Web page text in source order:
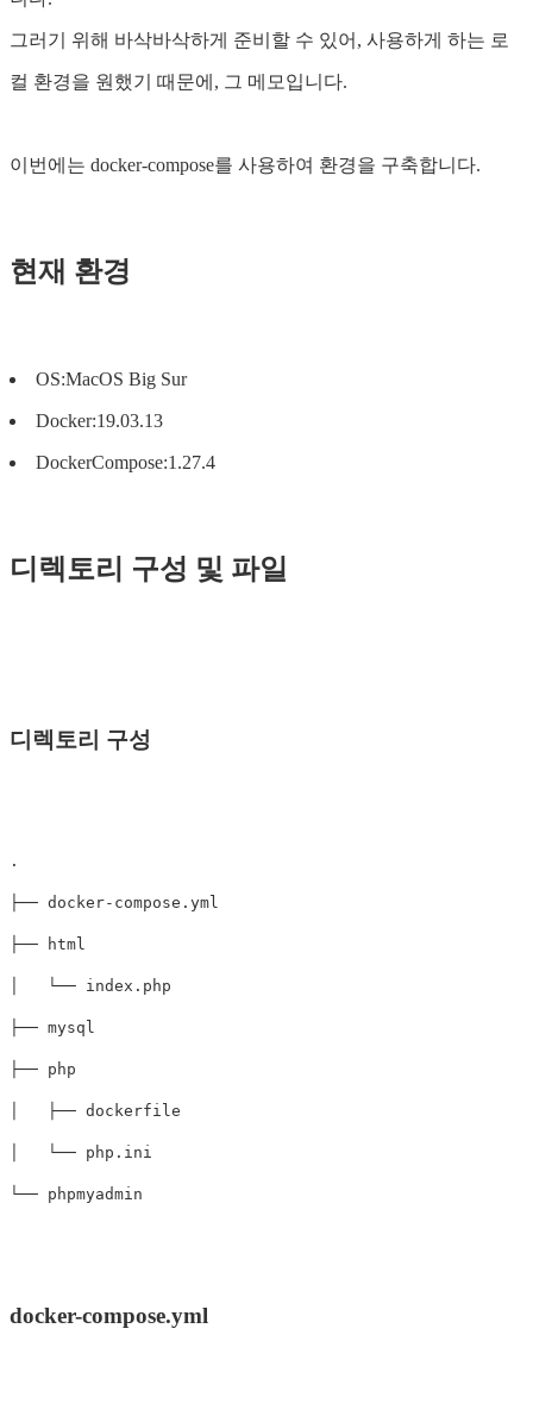
그러기 위해 바삭바삭하게 준비할 수 있어, 사용하게 하는 로
컬 환경을 원했기 때문에, 그 메모입니다.
이번에는 docker-compose를 사용하여 환경을 구축합니다.
현재 환경
OS:MacOS Big Sur
Docker:19.03.13
DockerCompose:1.27.4
디렉토리 구성 및 파일
디렉토리 구성
.
├── docker-compose.yml
├── html
│   └── index.php
├── mysql
├── php
│   ├── dockerfile
│   └── php.ini
docker-compose.yml